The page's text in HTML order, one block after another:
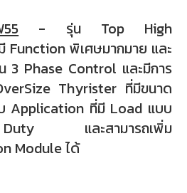
- รุ่น Top High
Function พิเศษมากมาย และ
3 Phase Control และมีการ
Thyrister ที่มีขนาด
Application ที่มี Load แบบ
และสามารถเพิ่ม
Module ได้